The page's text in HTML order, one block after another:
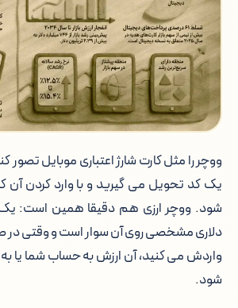
ووچر را مثل کارت شارژ اعتباری موبایل تصور
یک کد تحویل می گیرید و با وارد کردن آن
شود. ووچر ارزی هم دقیقا همین است:
دلاری مشخصی روی آن سوار است و وقتی
واردش می کنید، آن ارزش به حساب شما یا
شود.